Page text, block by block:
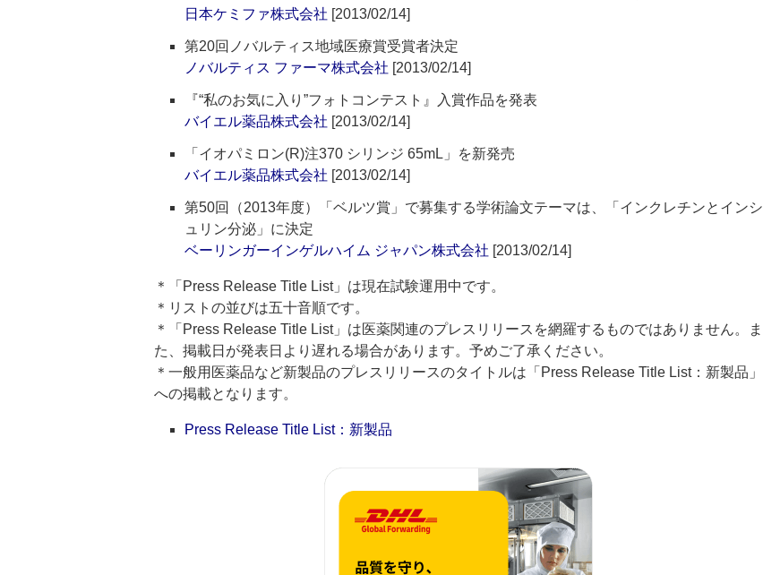
日本ケミファ株式会社 [2013/02/14]
第20回ノバルティス地域医療賞受賞者決定
ノバルティス ファーマ株式会社 [2013/02/14]
『“私のお気に入り”フォトコンテスト』入賞作品を発表
バイエル薬品株式会社 [2013/02/14]
「イオパミロン(R)注370 シリンジ 65mL」を新発売
バイエル薬品株式会社 [2013/02/14]
第50回（2013年度）「ベルツ賞」で募集する学術論文テーマは、「インクレチンとインシ
ュリン分泌」に決定
ベーリンガーインゲルハイム ジャパン株式会社 [2013/02/14]
＊「Press Release Title List」は現在試験運用中です。
＊リストの並びは五十音順です。
＊「Press Release Title List」は医薬関連のプレスリリースを網羅するものではありません。ま
た、掲載日が発表日より遅れる場合があります。予めご了承ください。
＊一般用医薬品など新製品のプレスリリースのタイトルは「Press Release Title List：新製品」
への掲載となります。
Press Release Title List：新製品